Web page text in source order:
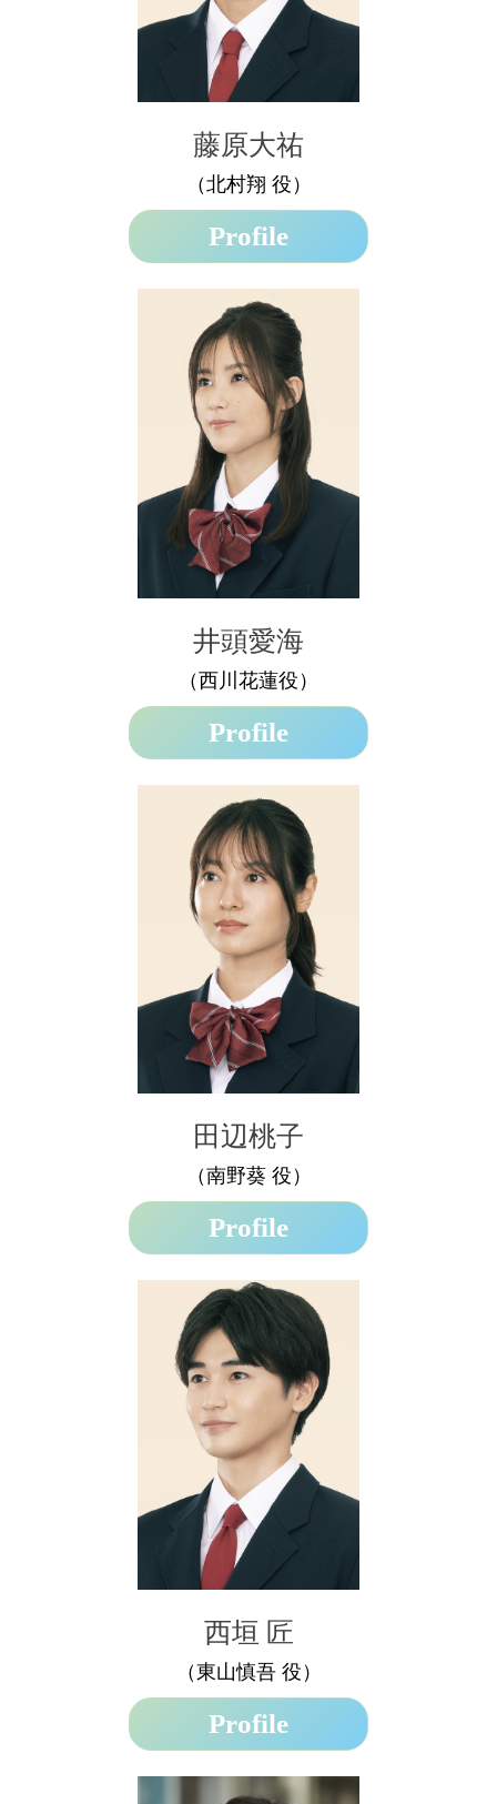
藤原大祐
（北村翔 役）
Profile
井頭愛海
（西川花蓮役）
Profile
田辺桃子
（南野葵 役）
Profile
西垣 匠
（東山慎吾 役）
Profile